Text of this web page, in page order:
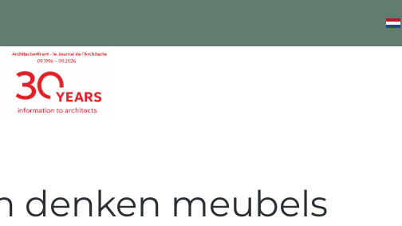
denken meubels